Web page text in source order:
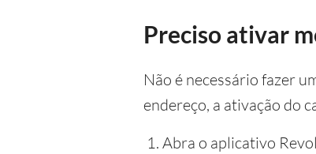
Preciso ativar
Não é necessário fazer
endereço, a ativação do
Abra o aplicativo